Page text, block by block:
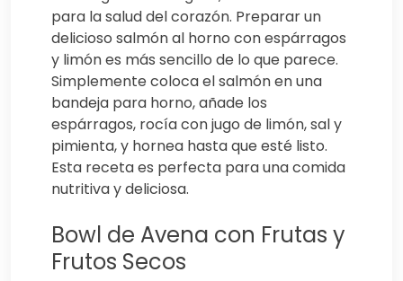
para la salud del corazón. Preparar un
delicioso salmón al horno con espárragos
y limón es más sencillo de lo que parece.
Simplemente coloca el salmón en una
bandeja para horno, añade los
espárragos, rocía con jugo de limón, sal y
pimienta, y hornea hasta que esté listo.
Esta receta es perfecta para una comida
nutritiva y deliciosa.
Bowl de Avena con Frutas y
Frutos Secos